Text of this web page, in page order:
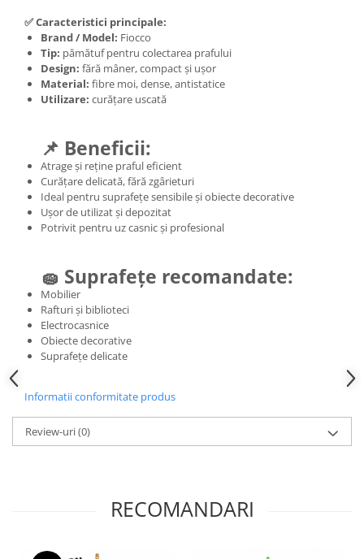
✅ Caracteristici principale:
Brand / Model: Fiocco
Tip: pămătuf pentru colectarea prafului
Design: fără mâner, compact și ușor
Material: fibre moi, dense, antistatice
Utilizare: curățare uscată
📌 Beneficii:
Atrage și reține praful eficient
Curățare delicată, fără zgârieturi
Ideal pentru suprafețe sensibile și obiecte decorative
Ușor de utilizat și depozitat
Potrivit pentru uz casnic și profesional
🧽 Suprafețe recomandate:
Mobilier
Rafturi și biblioteci
Electrocasnice
Obiecte decorative
Suprafețe delicate
Informatii conformitate produs
Review-uri(0)
RECOMANDARI